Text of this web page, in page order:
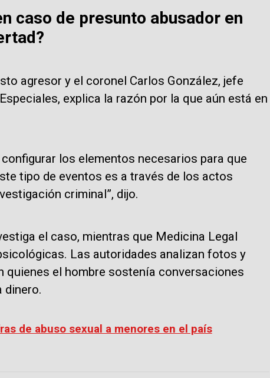
caso de presunto abusador en
agresor y el coronel Carlos González, jefe
explica la razón por la que aún está en
los elementos necesarios para que
tipo de eventos es a través de los actos
criminal”, dijo.
el caso, mientras que Medicina Legal
Las autoridades analizan fotos y
quienes el hombre sostenía conversaciones
dinero.
de abuso sexual a menores en el país